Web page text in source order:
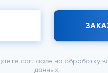
согласие на обработку
данных,